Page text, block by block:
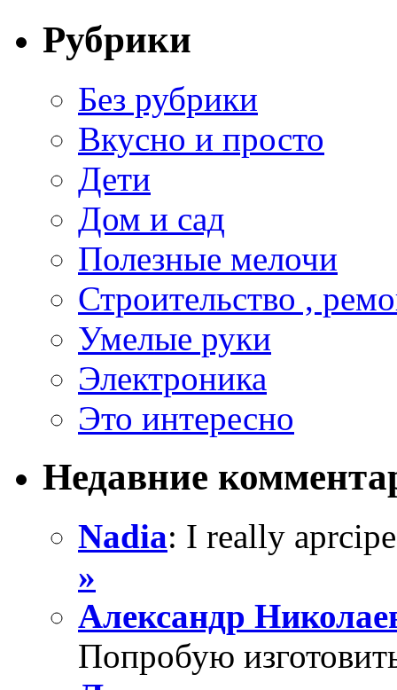
Рубрики
Без рубрики
Вкусно и просто
Дети
Дом и сад
Полезные мелочи
Строительство ,
Умелые руки
Электроника
Это интересно
Недавние
Nadia: I really
»
Александр
Попробую